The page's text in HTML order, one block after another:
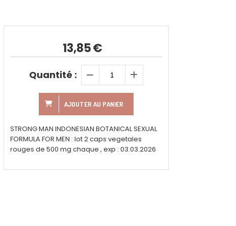
13,85€
Quantité :
AJOUTER AU PANIER
STRONG MAN INDONESIAN BOTANICAL SEXUAL
FORMULA FOR MEN : lot 2 caps vegetales
rouges de 500 mg chaque , exp : 03.03.2026